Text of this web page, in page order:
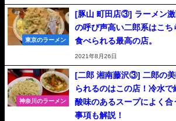
東京のラーメン
[豚山 町田店③] ラーメン
の呼び声高い二郎系はこ
食べられる最高の店。
2021年8月26日
神奈川のラーメン
[二郎 湘南藤沢③] 二郎の
られるのはこの店！冷水
酸味のあるスープによく
事項も解説！